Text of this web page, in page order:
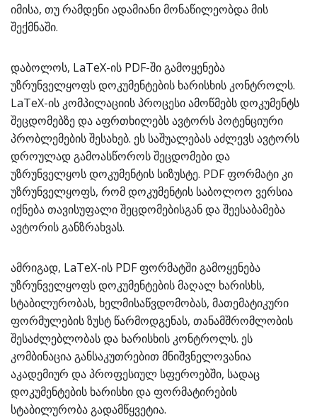
იმისა, თუ რამდენი ადამიანი მონაწილეობდა მის
შექმნაში.
დაბოლოს, LaTeX-ის PDF-ში გამოყენება
უზრუნველყოფს დოკუმენტების ხარისხის კონტროლს.
LaTeX-ის კომპილაციის პროცესი ამოწმებს დოკუმენტს
შეცდომებზე და აფრთხილებს ავტორს პოტენციური
პრობლემების შესახებ. ეს საშუალებას აძლევს ავტორს
დროულად გამოასწოროს შეცდომები და
უზრუნველყოს დოკუმენტის სიზუსტე. PDF ფორმატი კი
უზრუნველყოფს, რომ დოკუმენტის საბოლოო ვერსია
იქნება თავისუფალი შეცდომებისგან და შეესაბამება
ავტორის განზრახვას.
ამრიგად, LaTeX-ის PDF ფორმატში გამოყენება
უზრუნველყოფს დოკუმენტების მაღალ ხარისხს,
სტაბილურობას, ხელმისაწვდომობას, მათემატიკური
ფორმულების ზუსტ წარმოდგენას, თანამშრომლობის
შესაძლებლობას და ხარისხის კონტროლს. ეს
კომბინაცია განსაკუთრებით მნიშვნელოვანია
აკადემიურ და პროფესიულ სფეროებში, სადაც
დოკუმენტების ხარისხი და ფორმატირების
სტაბილურობა გადამწყვეტია.